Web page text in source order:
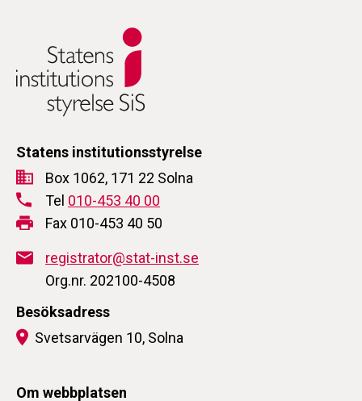
Statens institutionsstyrelse
Box 1062, 171 22 Solna
Tel 010-453 40 00
Fax 010-453 40 50
registrator@stat-inst.se
Org.nr. 202100-4508
Besöksadress
Svetsarvägen 10, Solna
Om webbplatsen